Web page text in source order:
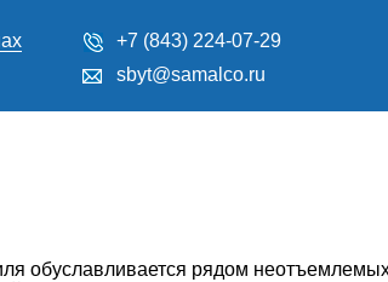
+7 (843) 224-07-29
sbyt@samalco.ru
рядом